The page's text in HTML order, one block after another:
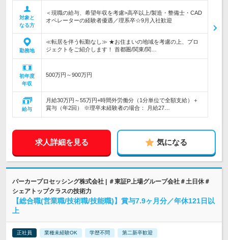
対象と
なる方
＜現職の給与、希望年収を考慮>高卒以上/製造・整備士・CAD
オペレーターの経験者優遇／理系卒☆9月入社歓迎
勤務地
≪転居を伴う転勤なし≫ ★お住まいの地域を考慮の上、プロ
ジェクトをご紹介します！ 首都圏/関東/関…
初年度
年収
500万円～900万円
給与
月給30万円～55万円+時間外労働分（1分単位で全額支給）＋
賞与（年2回） ※理卒未経験者の場合： 月給27…
求人詳細を見る 気になる
パーカープロセッシング株式会社 | ＃東証P上場グループ会社＃土日休＃
シェアトップクラスの技術力
【総合職(営業職/技術職/技能職)】賞与7.9ヶ月分／年休121日以
上
正社員 業種未経験OK 学歴不問 第二新卒歓迎